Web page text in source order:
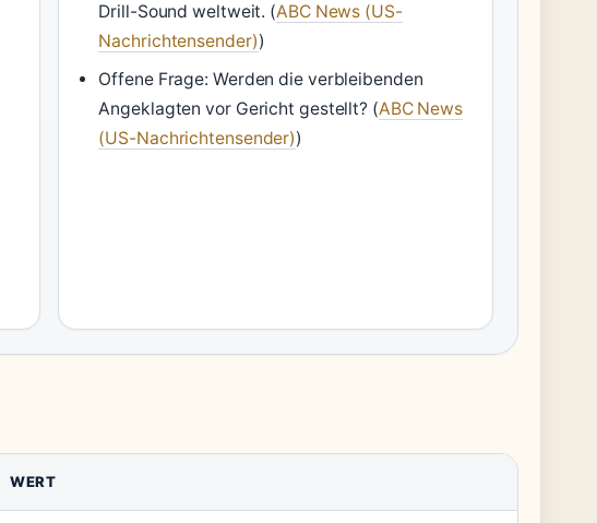
Drill-Sound weltweit. (ABC News (US-
Nachrichtensender))
Offene Frage: Werden die verbleibenden
Angeklagten vor Gericht gestellt? (ABC News
(US-Nachrichtensender))
WERT